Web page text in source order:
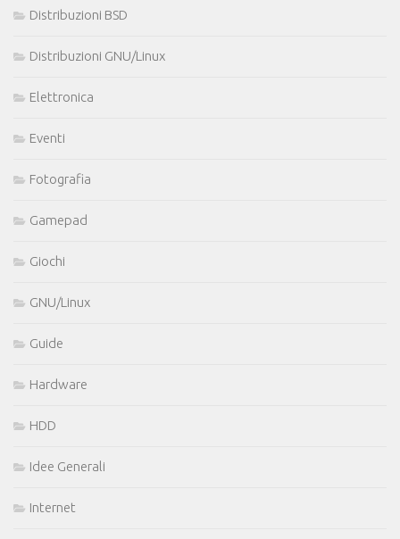
Distribuzioni BSD
Distribuzioni GNU/Linux
Elettronica
Eventi
Fotografia
Gamepad
Giochi
GNU/Linux
Guide
Hardware
HDD
Idee Generali
Internet